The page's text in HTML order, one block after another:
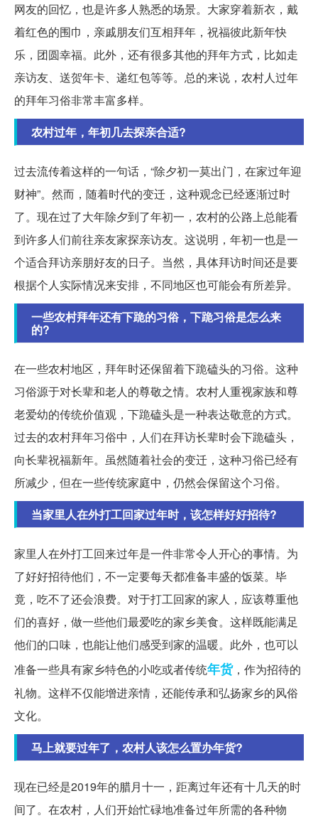
网友的回忆，也是许多人熟悉的场景。大家穿着新衣，戴
着红色的围巾，亲戚朋友们互相拜年，祝福彼此新年快
乐，团圆幸福。此外，还有很多其他的拜年方式，比如走
亲访友、送贺年卡、递红包等等。总的来说，农村人过年
的拜年习俗非常丰富多样。
农村过年，年初几去探亲合适?
过去流传着这样的一句话，“除夕初一莫出门，在家过年迎
财神”。然而，随着时代的变迁，这种观念已经逐渐过时
了。现在过了大年除夕到了年初一，农村的公路上总能看
到许多人们前往亲友家探亲访友。这说明，年初一也是一
个适合拜访亲朋好友的日子。当然，具体拜访时间还是要
根据个人实际情况来安排，不同地区也可能会有所差异。
一些农村拜年还有下跪的习俗，下跪习俗是怎么来
的?
在一些农村地区，拜年时还保留着下跪磕头的习俗。这种
习俗源于对长辈和老人的尊敬之情。农村人重视家族和尊
老爱幼的传统价值观，下跪磕头是一种表达敬意的方式。
过去的农村拜年习俗中，人们在拜访长辈时会下跪磕头，
向长辈祝福新年。虽然随着社会的变迁，这种习俗已经有
所减少，但在一些传统家庭中，仍然会保留这个习俗。
当家里人在外打工回家过年时，该怎样好好招待?
家里人在外打工回来过年是一件非常令人开心的事情。为
了好好招待他们，不一定要每天都准备丰盛的饭菜。毕
竟，吃不了还会浪费。对于打工回家的家人，应该尊重他
们的喜好，做一些他们最爱吃的家乡美食。这样既能满足
他们的口味，也能让他们感受到家的温暖。此外，也可以
准备一些具有家乡特色的小吃或者传统年货，作为招待的
礼物。这样不仅能增进亲情，还能传承和弘扬家乡的风俗
文化。
马上就要过年了，农村人该怎么置办年货?
现在已经是2019年的腊月十一，距离过年还有十几天的时
间了。在农村，人们开始忙碌地准备过年所需的各种物